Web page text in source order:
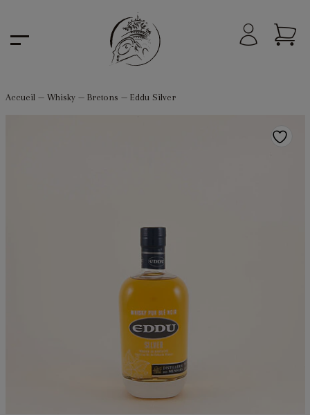
Accueil— Whisky— Bretons — Eddu Silver